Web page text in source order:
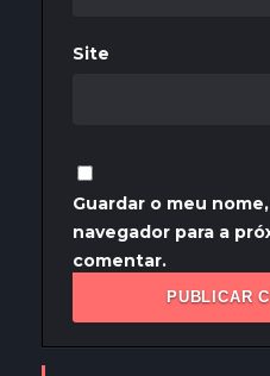
Site
Guardar o meu
navegador para a
comentar.